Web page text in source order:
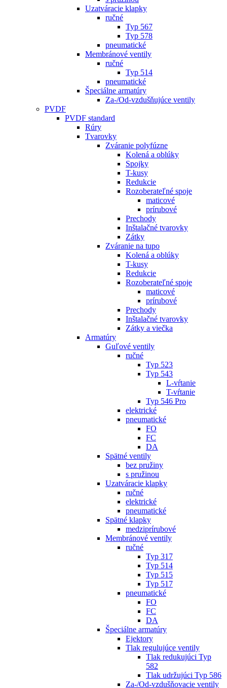
Uzatváracie klapky
ručné
Typ 567
Typ 578
pneumatické
Membránové ventily
ručné
Typ 514
pneumatické
Špeciálne armatúry
Za-/Od-vzdušňujúce ventily
PVDF
PVDF standard
Rúry
Tvarovky
Zváranie polyfúzne
Kolená a oblúky
Spojky
T-kusy
Redukcie
Rozoberateľné spoje
maticové
prírubové
Prechody
Inštalačné tvarovky
Zátky
Zváranie na tupo
Kolená a oblúky
T-kusy
Redukcie
Rozoberateľné spoje
maticové
prírubové
Prechody
Inštalačné tvarovky
Zátky a viečka
Armatúry
Guľové ventily
ručné
Typ 523
Typ 543
L-vŕtanie
T-vŕtanie
Typ 546 Pro
elektrické
pneumatické
FO
FC
DA
Spätné ventily
bez pružiny
s pružinou
Uzatváracie klapky
ručné
elektrické
pneumatické
Spätné klapky
medziprírubové
Membránové ventily
ručné
Typ 317
Typ 514
Typ 515
Typ 517
pneumatické
FO
FC
DA
Špeciálne armatúry
Ejektory
Tlak regulujúce ventily
Tlak redukujúci Typ
582
Tlak udržujúci Typ 586
Za-/Od-vzdušňovacie ventily